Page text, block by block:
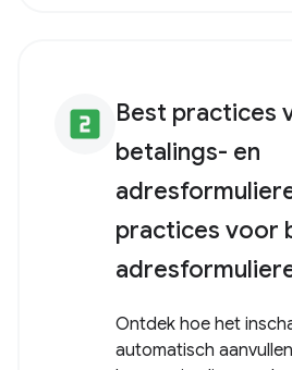
looks_two Best practices
betalings- en
practices voor
Ontdek hoe het
automatisch